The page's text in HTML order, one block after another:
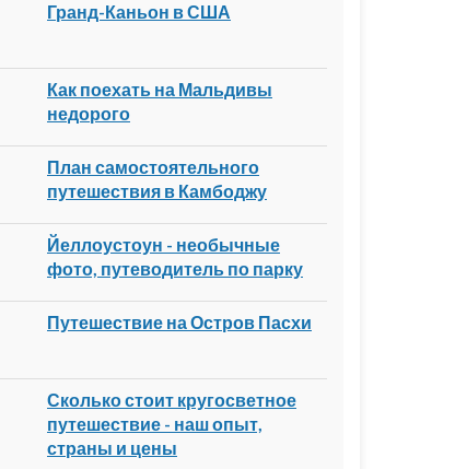
Гранд-Каньон в США
Как поехать на Мальдивы
недорого
План самостоятельного
путешествия в Камбоджу
Йеллоустоун - необычные
фото, путеводитель по парку
Путешествие на Остров Пасхи
Сколько стоит кругосветное
путешествие - наш опыт,
страны и цены